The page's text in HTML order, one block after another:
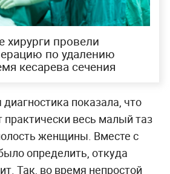
хирурги провели
по удалению
кесарева сечения
показала, что
практически весь малый таз
женщины. Вместе с
определить, откуда
Так, во время непростой